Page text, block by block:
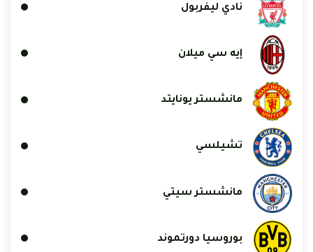
نادي ليفربول
إيه سي ميلان
مانشستر يونايتد
تشيلسي
مانشستر سيتي
بوروسيا دورتموند